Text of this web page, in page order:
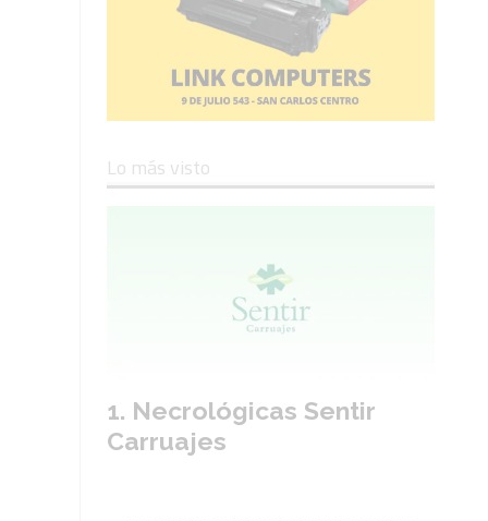
Lo más visto
Necrológicas Sentir
Carruajes